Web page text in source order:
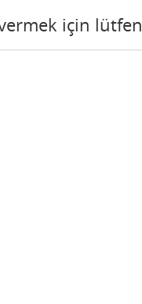
için lütfen